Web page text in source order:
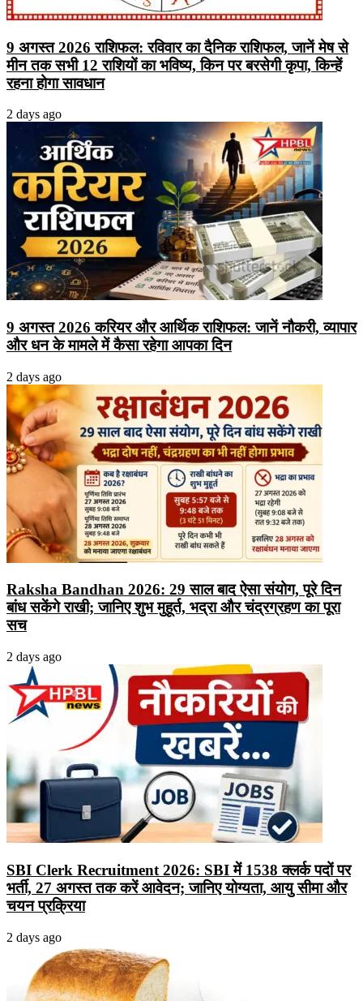
9 अगस्त 2026 राशिफल: रविवार का दैनिक राशिफल, जानें मेष से
मीन तक सभी 12 राशियों का भविष्य, किन पर बरसेगी कृपा, किन्हें
रहना होगा सावधान
2 days ago
9 अगस्त 2026 करियर और आर्थिक राशिफल: जानें नौकरी, व्यापार
और धन के मामले में कैसा रहेगा आपका दिन
2 days ago
Raksha Bandhan 2026: 29 साल बाद ऐसा संयोग, पूरे दिन
बांध सकेंगे राखी; जानिए शुभ मुहूर्त, भद्रा और चंद्रग्रहण का पूरा
सच
2 days ago
SBI Clerk Recruitment 2026: SBI में 1538 क्लर्क पदों पर
भर्ती, 27 अगस्त तक करें आवेदन; जानिए योग्यता, आयु सीमा और
चयन प्रक्रिया
2 days ago